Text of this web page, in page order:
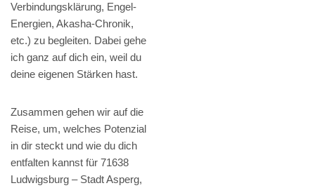
Verbindungsklärung, Engel-
Energien, Akasha-Chronik,
etc.) zu begleiten. Dabei gehe
ich ganz auf dich ein, weil du
deine eigenen Stärken hast.
Zusammen gehen wir auf die
Reise, um, welches Potenzial
in dir steckt und wie du dich
entfalten kannst für 71638
Ludwigsburg – Stadt Asperg,